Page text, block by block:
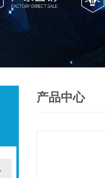
产品中心